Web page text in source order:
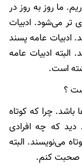
ما روز به روز در
تر می‌شود. ادبیات
ادبیات عامه پسند
ادبیات عامه
است.
؟
باشد. چرا که کوتاه
دید که چه افرادی
می‌نویسند. البته
صحبت کنم.